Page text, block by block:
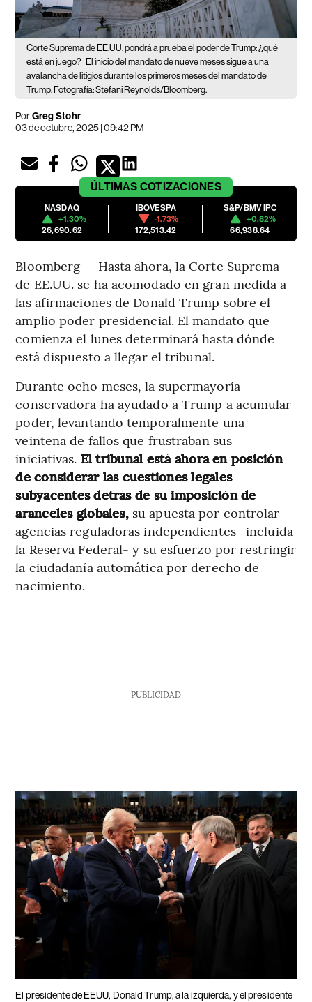
Corte Suprema de EE.UU. pondrá a prueba el poder de Trump: ¿qué
está en juego? El inicio del mandato de nueve meses sigue a una
avalancha de litigios durante los primeros meses del mandato de
Trump. Fotografía: Stefani Reynolds/Bloomberg.
PorGreg Stohr
03 de octubre, 2025 | 09:42 PM
ÚLTIMAS COTIZACIONES
NASDAQ
+1.30%
26,690.62
IBOVESPA
-1.73%
172,513.42
S&P/BMV IPC
+0.82%
66,938.64
Bloomberg — Hasta ahora, la Corte Suprema
de EE.UU. se ha acomodado en gran medida a
las afirmaciones de Donald Trump sobre el
amplio poder presidencial. El mandato que
comienza el lunes determinará hasta dónde
está dispuesto a llegar el tribunal.
Durante ocho meses, la supermayoría
conservadora ha ayudado a Trump a acumular
poder, levantando temporalmente una
veintena de fallos que frustraban sus
iniciativas. El tribunal está ahora en posición
de considerar las cuestiones legales
subyacentes detrás de su imposición de
aranceles globales,su apuesta por controlar
agencias reguladoras independientes -incluida
la Reserva Federal- y su esfuerzo por restringir
la ciudadanía automática por derecho de
nacimiento.
PUBLICIDAD
El presidente de EEUU, Donald Trump, a la izquierda, y el presidente